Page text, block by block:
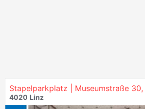
Stapelparkplatz | Museumstraße 30,
4020 Linz